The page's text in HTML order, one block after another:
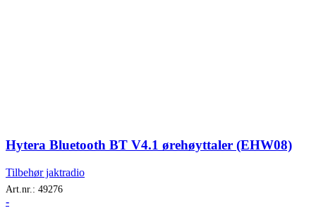
Hytera Bluetooth BT V4.1 ørehøyttaler (EHW08)
Tilbehør jaktradio
Art.nr.: 49276
-